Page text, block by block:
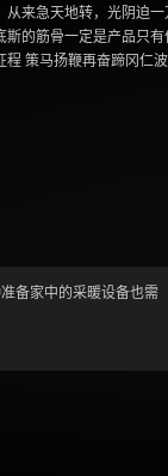
从来急天地转，光阴迫
斯的筋骨一定是产品只
程 策马扬鞭再奋蹄冈仁
质，决定着人的层次，
备家中的采暖设备也需